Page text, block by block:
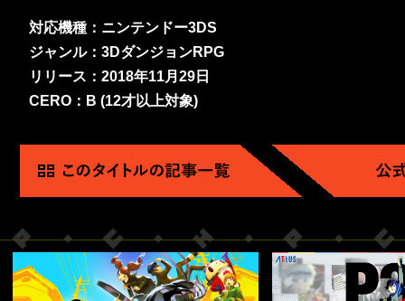
対応機種：ニンテンドー3DS
ジャンル：3DダンジョンRPG
リリース：2018年11月29日
CERO：B (12才以上対象)